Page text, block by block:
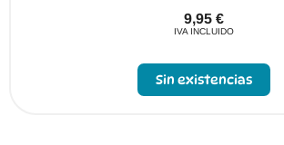
9,95 €
IVA INCLUIDO
Sin existencias